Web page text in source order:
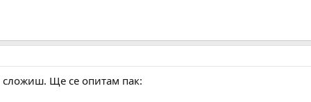
сложиш. Ще се опитам пак: